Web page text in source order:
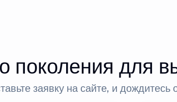
поколения для
заявку на сайте, и дождитесь